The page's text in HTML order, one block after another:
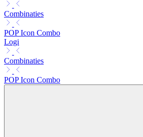
Combinaties
POP Icon Combo
Logi
Combinaties
POP Icon Combo